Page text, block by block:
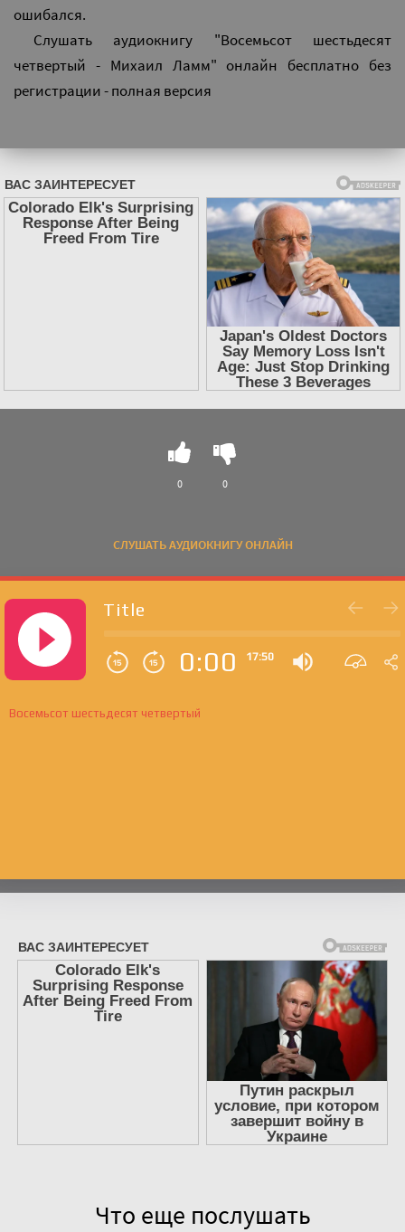
ошибался.
Слушать аудиокнигу "Восемьсот шестьдесят
четвертый - Михаил Ламм" онлайн бесплатно без
регистрации - полная версия
СЛУШАТЬ АУДИОКНИГУ ОНЛАЙН
0 0
Title
0:00 17:50
Восемьсот шестьдесят четвертый
Что еще послушать